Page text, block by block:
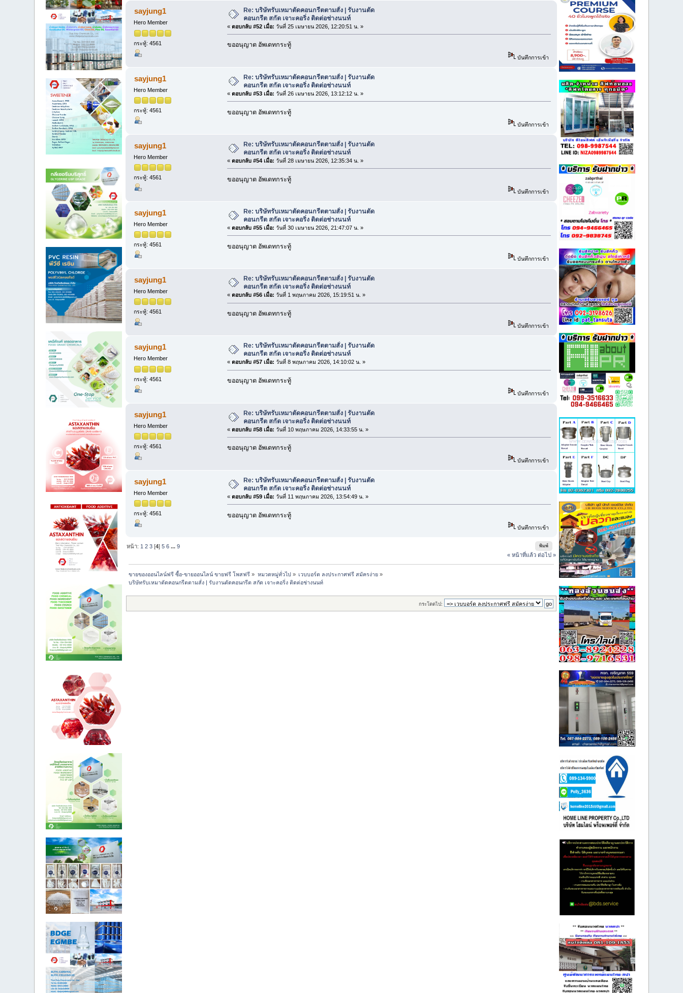
sayjung1
Hero Member
กระทู้: 4561
Re: บริษัทรับเหมาตัดคอนกรีตตามสั่ง | รับงานตัด
คอนกรีต สกัด เจาะคอริ่ง ติดต่อช่างนนท์
« ตอบกลับ #52 เมื่อ: วันที่ 25 เมษายน 2026, 12:20:51 น. »
ขออนุญาต อัพเดทกระทู้
บันทึกการเข้า
sayjung1
Hero Member
กระทู้: 4561
Re: บริษัทรับเหมาตัดคอนกรีตตามสั่ง | รับงานตัด
คอนกรีต สกัด เจาะคอริ่ง ติดต่อช่างนนท์
« ตอบกลับ #53 เมื่อ: วันที่ 26 เมษายน 2026, 13:12:12 น. »
ขออนุญาต อัพเดทกระทู้
บันทึกการเข้า
sayjung1
Hero Member
กระทู้: 4561
Re: บริษัทรับเหมาตัดคอนกรีตตามสั่ง | รับงานตัด
คอนกรีต สกัด เจาะคอริ่ง ติดต่อช่างนนท์
« ตอบกลับ #54 เมื่อ: วันที่ 28 เมษายน 2026, 12:35:34 น. »
ขออนุญาต อัพเดทกระทู้
บันทึกการเข้า
sayjung1
Hero Member
กระทู้: 4561
Re: บริษัทรับเหมาตัดคอนกรีตตามสั่ง | รับงานตัด
คอนกรีต สกัด เจาะคอริ่ง ติดต่อช่างนนท์
« ตอบกลับ #55 เมื่อ: วันที่ 30 เมษายน 2026, 21:47:07 น. »
ขออนุญาต อัพเดทกระทู้
บันทึกการเข้า
sayjung1
Hero Member
กระทู้: 4561
Re: บริษัทรับเหมาตัดคอนกรีตตามสั่ง | รับงานตัด
คอนกรีต สกัด เจาะคอริ่ง ติดต่อช่างนนท์
« ตอบกลับ #56 เมื่อ: วันที่ 1 พฤษภาคม 2026, 15:19:51 น. »
ขออนุญาต อัพเดทกระทู้
บันทึกการเข้า
sayjung1
Hero Member
กระทู้: 4561
Re: บริษัทรับเหมาตัดคอนกรีตตามสั่ง | รับงานตัด
คอนกรีต สกัด เจาะคอริ่ง ติดต่อช่างนนท์
« ตอบกลับ #57 เมื่อ: วันที่ 8 พฤษภาคม 2026, 14:10:02 น. »
ขออนุญาต อัพเดทกระทู้
บันทึกการเข้า
sayjung1
Hero Member
กระทู้: 4561
Re: บริษัทรับเหมาตัดคอนกรีตตามสั่ง | รับงานตัด
คอนกรีต สกัด เจาะคอริ่ง ติดต่อช่างนนท์
« ตอบกลับ #58 เมื่อ: วันที่ 10 พฤษภาคม 2026, 14:33:55 น. »
ขออนุญาต อัพเดทกระทู้
บันทึกการเข้า
sayjung1
Hero Member
กระทู้: 4561
Re: บริษัทรับเหมาตัดคอนกรีตตามสั่ง | รับงานตัด
คอนกรีต สกัด เจาะคอริ่ง ติดต่อช่างนนท์
« ตอบกลับ #59 เมื่อ: วันที่ 11 พฤษภาคม 2026, 13:54:49 น. »
ขออนุญาต อัพเดทกระทู้
บันทึกการเข้า
พิมพ์
หน้า: 1 2 3 [4]5 6 ...9
« หน้าที่แล้ว ต่อไป »
ขายของออนไลน์ฟรี ซื้อ-ขายออนไลน์ ขายฟรี โพสฟรี » หมวดหมู่ทั่วไป» เวบบอร์ด ลงประกาศฟรี สมัครง่าย »
บริษัทรับเหมาตัดคอนกรีตตามสั่ง | รับงานตัดคอนกรีต สกัด เจาะคอริ่ง ติดต่อช่างนนท์
กระโดดไป: